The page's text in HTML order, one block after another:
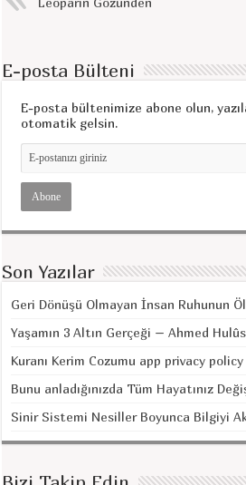
E-posta Bülteni
E-posta bültenimize abone olun,
otomatik gelsin.
Son Yazılar
Geri Dönüşü Olmayan İnsan Ruhunun
Yaşamın 3 Altın Gerçeği – Ahmed
Kuranı Kerim Cozumu app privacy policy
Bunu anladığınızda Tüm Hayatınız
Sinir Sistemi Nesiller Boyunca Bilgiyi